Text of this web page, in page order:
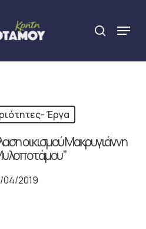
search
Menu
Έργα
οικισμού Μακρυγιάννη
04/2019
Close